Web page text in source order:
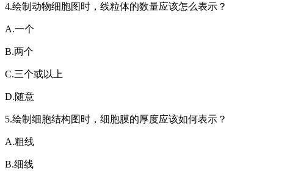
4.绘制动物细胞图时，线粒体的数量应该怎么表示？
A.一个
B.两个
C.三个或以上
D.随意
5.绘制细胞结构图时，细胞膜的厚度应该如何表示？
A.粗线
B.细线